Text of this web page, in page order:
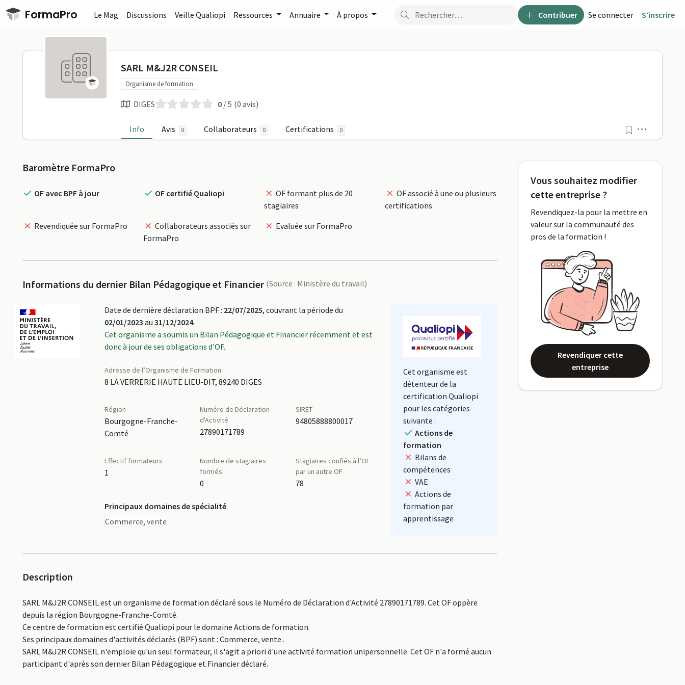
Passer au contenu principal
FormaPro Contribuer Se connecter S’inscrire
Le Mag Discussions Veille Qualiopi Ressources Annuaire À propos
SARL M&J2R CONSEIL sur FormaPro
SARL M&J2R CONSEIL
Organisme de formation
DIGES 0 / 5 (0 avis)
Info Avis 0 Collaborateurs 0 Certifications 0
Profil
Baromètre FormaPro
OF avec BPF à jour OF certifié Qualiopi
OF formant plus de 20
stagiaires
OF associé à une ou plusieurs
certifications
Revendiquée sur FormaPro
Collaborateurs associés sur
FormaPro
Evaluée sur FormaPro
Informations du dernier Bilan Pédagogique et Financier (Source : Ministère du travail)
Date de dernière déclaration BPF : 22/07/2025, couvrant la période du
02/01/2023 au 31/12/2024.
Cet organisme a soumis un Bilan Pédagogique et Financier récemment et est
donc à jour de ses obligations d'OF.
Adresse de l’Organisme de Formation
8 LA VERRERIE HAUTE LIEU-DIT, 89240 DIGES
Région
Bourgogne-Franche-
Comté
Numéro de Déclaration
d'Activité
27890171789
SIRET
94805888800017
Effectif formateurs
1
Nombre de stagiaires
formés
0
Stagiaires confiés à l’OF
par un autre OF
78
Principaux domaines de spécialité
Commerce, vente
Cet organisme est
détenteur de la
certification Qualiopi
pour les catégories
suivante :
Actions de
formation
Bilans de
compétences
VAE
Actions de
formation par
apprentissage
Description
SARL M&J2R CONSEIL est un organisme de formation déclaré sous le Numéro de Déclaration d'Activité 27890171789. Cet OF oppère
depuis la région Bourgogne-Franche-Comté.
Ce centre de formation est certifié Qualiopi pour le domaine Actions de formation.
Ses principaux domaines d'activités déclarés (BPF) sont : Commerce, vente .
SARL M&J2R CONSEIL n'emploie qu'un seul formateur, il s'agit a priori d'une activité formation unipersonnelle. Cet OF n'a formé aucun
participant d'après son dernier Bilan Pédagogique et Financier déclaré.
Vous souhaitez modifier
cette entreprise ?
Revendiquez-la pour la mettre en
valeur sur la communauté des
pros de la formation !
Revendiquer cette
entreprise